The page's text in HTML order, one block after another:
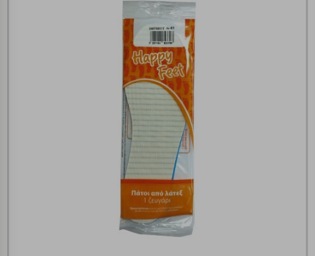
Πολλαπλή αναζήτηση
Χρησιμοποιήστε τη για πιο γρήγορη αναζήτηση
Γράψτε τα προϊόντα που επιθυμείτε, με κόμμα ανάμεσά
τους, και κάντε κλικ στο κουμπί "Αναζήτηση". Θα
εμφανιστούν αποτελέσματα από όλες τις Κατηγορίες και
Ρυθμίσεις Cookies